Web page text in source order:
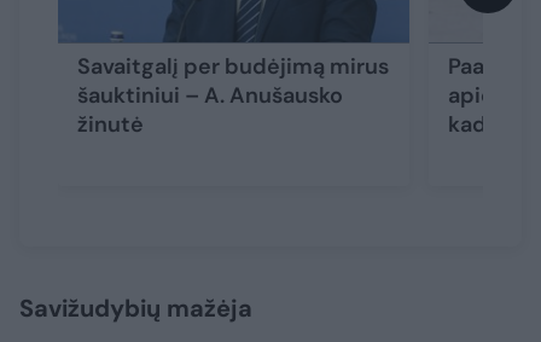
Savaitgalį per budėjimą mirus
šauktiniui – A. Anušausko
žinutė
apie
kad jis
Savižudybių mažėja